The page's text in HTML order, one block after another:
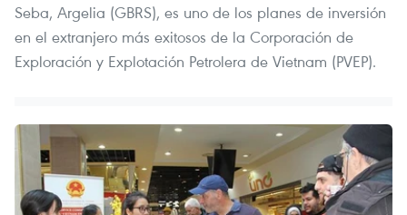
Seba, Argelia (GBRS), es uno de los planes de inversión
en el extranjero más exitosos de la Corporación de
Exploración y Explotación Petrolera de Vietnam (PVEP).